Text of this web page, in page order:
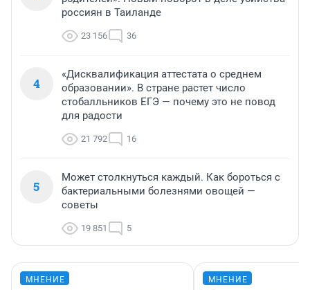
россиян в Таиланде
23 156 36
4
«Дисквалификация аттестата о среднем
образовании». В стране растет число
стобалльников ЕГЭ — почему это не повод
для радости
21 792 16
5
Может столкнуться каждый. Как бороться с
бактериальными болезнями овощей —
советы
19 851 5
МНЕНИЕ МНЕНИЕ